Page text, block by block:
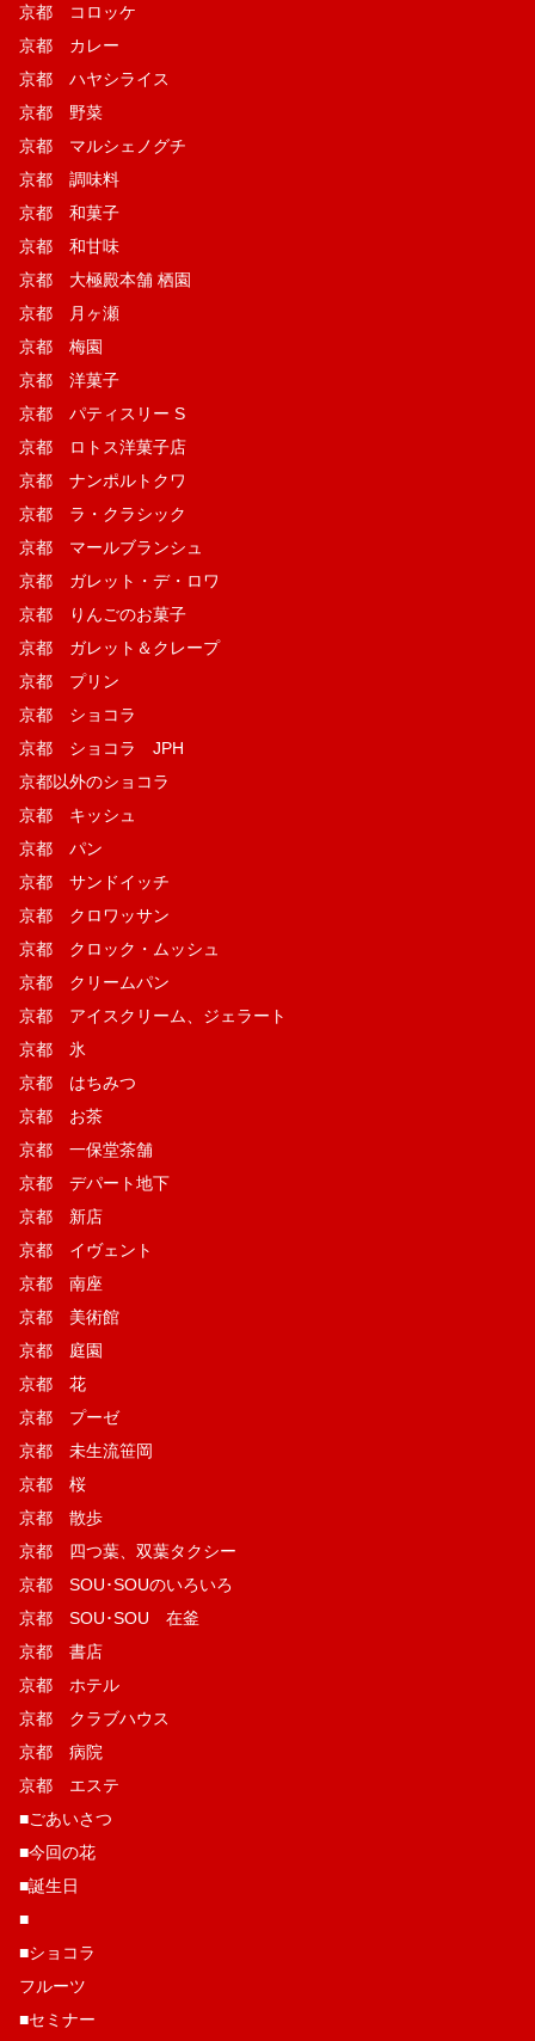
京都 コロッケ
京都 カレー
京都 ハヤシライス
京都 野菜
京都 マルシェノグチ
京都 調味料
京都 和菓子
京都 和甘味
京都 大極殿本舗 栖園
京都 月ヶ瀬
京都 梅園
京都 洋菓子
京都 パティスリー S
京都 ロトス洋菓子店
京都 ナンポルトクワ
京都 ラ・クラシック
京都 マールブランシュ
京都 ガレット・デ・ロワ
京都 りんごのお菓子
京都 ガレット＆クレープ
京都 プリン
京都 ショコラ
京都 ショコラ JPH
京都以外のショコラ
京都 キッシュ
京都 パン
京都 サンドイッチ
京都 クロワッサン
京都 クロック・ムッシュ
京都 クリームパン
京都 アイスクリーム、ジェラート
京都 氷
京都 はちみつ
京都 お茶
京都 一保堂茶舗
京都 デパート地下
京都 新店
京都 イヴェント
京都 南座
京都 美術館
京都 庭園
京都 花
京都 プーゼ
京都 未生流笹岡
京都 桜
京都 散歩
京都 四つ葉、双葉タクシー
京都 SOU･SOUのいろいろ
京都 SOU･SOU 在釜
京都 書店
京都 ホテル
京都 クラブハウス
京都 病院
京都 エステ
■ごあいさつ
■今回の花
■誕生日
■
■ショコラ
フルーツ
■セミナー